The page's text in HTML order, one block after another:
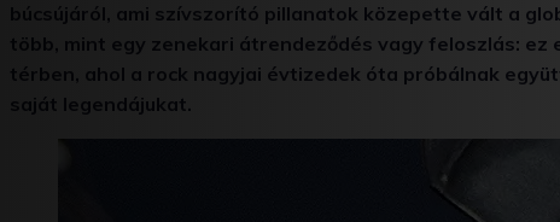
búcsújáról, ami szívszorító pillanatok közepette vált a
több, mint egy zenekari átrendeződés vagy feloszlás:
térben, ahol a rock nagyjai évtizedek óta próbálnak
saját legendájukat.